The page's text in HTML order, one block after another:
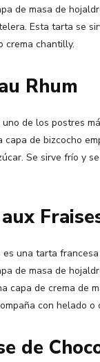
de masa de
Esta tarta se
crema chantilly.
Rhum
de los postres
capa de bizcocho
Se sirve frío y
una tarta
de masa de
capa de crema de
con helado o
de